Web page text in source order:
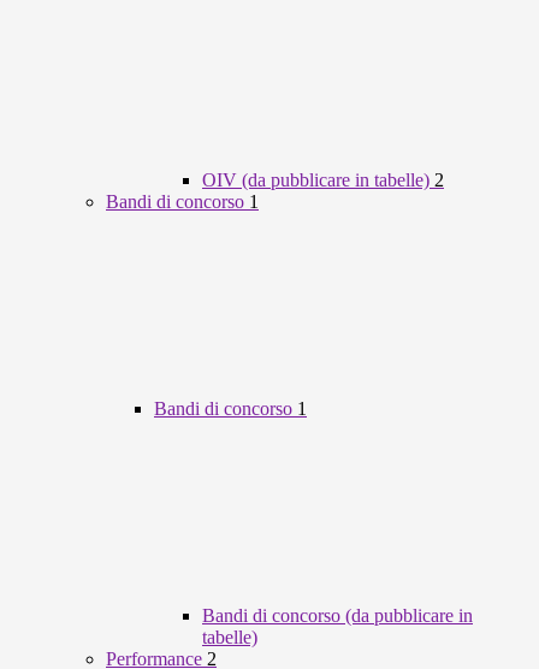
OIV (da pubblicare in tabelle) 2
Bandi di concorso 1
Bandi di concorso 1
Bandi di concorso (da pubblicare in
tabelle)
Performance 2